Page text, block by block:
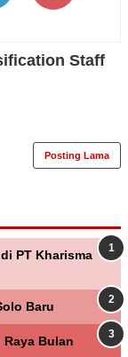
Staff
Posting Lama
PT Kharisma
Baru
Bulan